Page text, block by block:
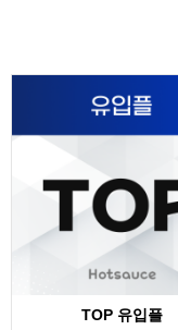
TOP 유입플